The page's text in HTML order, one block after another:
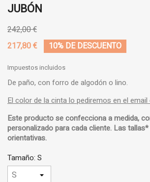
JUBÓN
242,00 €
217,80 €
10% DE DESCUENTO
Impuestos incluidos
De paño, con forro de algodón o lino.
El color de la cinta lo pediremos en el email
Este producto se confecciona a medida,
personalizadopara cada cliente. Las
orientativas.
Tamaño: S